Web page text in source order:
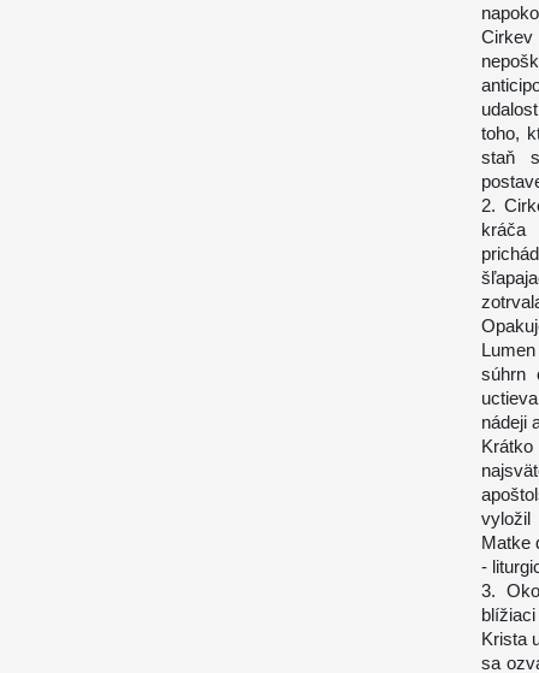
toho,
staň
2.
kráča
súhrn
nádeji
vyložil
Matke
-
3.
Krista
sa